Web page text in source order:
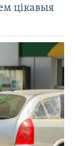
цікавыя